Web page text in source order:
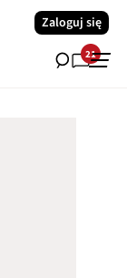
Zaloguj się
21